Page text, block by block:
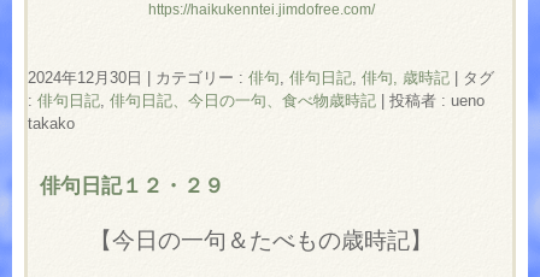
https://haikukenntei.jimdofree.com/
2024年12月30日 カテゴリー : 俳句, 俳句日記, 俳句, 歳時記
タグ
: 俳句日記, 俳句日記、今日の一句、食べ物歳時記
投稿者 : ueno
takako
俳句日記１２・２９
【今日の一句＆たべもの歳時記】